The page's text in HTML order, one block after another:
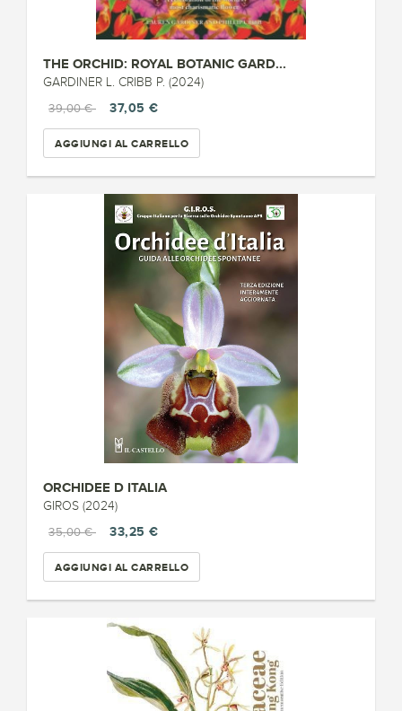
THE ORCHID: ROYAL BOTANIC GARD...
GARDINER L. CRIBB P. (2024)
39,00 €
37,05 €
AGGIUNGI AL CARRELLO
ORCHIDEE D ITALIA
GIROS (2024)
35,00 €
33,25 €
AGGIUNGI AL CARRELLO